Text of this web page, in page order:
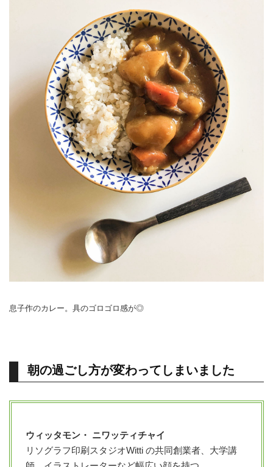
息子作のカレー。具のゴロゴロ感が◎
朝の過ごし方が変わってしまいました
ウィッタモン・ ニワッティチャイ
リソグラフ印刷スタジオWitti の共同創業者、大学講